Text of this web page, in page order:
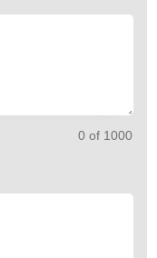
0 of 1000